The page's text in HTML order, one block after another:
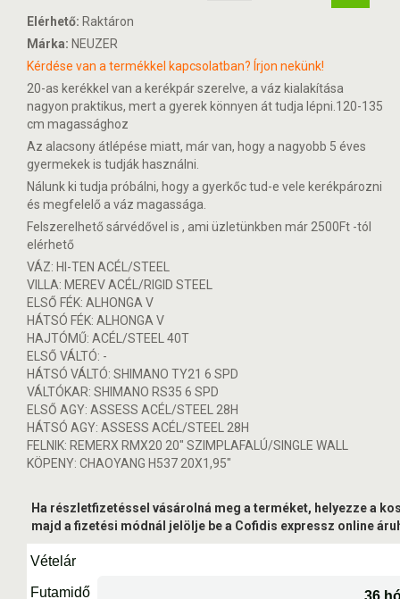
Elérhető: Raktáron
Márka: NEUZER
Kérdése van a termékkel kapcsolatban? Írjon nekünk!
20-as kerékkel van a kerékpár szerelve, a váz kialakítása
nagyon praktikus, mert a gyerek könnyen át tudja lépni.120-135
cm magassághoz
Az alacsony átlépése miatt, már van, hogy a nagyobb 5 éves
gyermekek is tudják használni.
Nálunk ki tudja próbálni, hogy a gyerkőc tud-e vele kerékpározni
és megfelelő a váz magassága.
Felszerelhető sárvédővel is , ami üzletünkben már 2500Ft -tól
elérhető
VÁZ: HI-TEN ACÉL/STEEL
VILLA: MEREV ACÉL/RIGID STEEL
ELSŐ FÉK: ALHONGA V
HÁTSÓ FÉK: ALHONGA V
HAJTÓMŰ: ACÉL/STEEL 40T
ELSŐ VÁLTÓ: -
HÁTSÓ VÁLTÓ: SHIMANO TY21 6 SPD
VÁLTÓKAR: SHIMANO RS35 6 SPD
ELSŐ AGY: ASSESS ACÉL/STEEL 28H
HÁTSÓ AGY: ASSESS ACÉL/STEEL 28H
FELNIK: REMERX RMX20 20" SZIMPLAFALÚ/SINGLE WALL
KÖPENY: CHAOYANG H537 20X1,95"
Ha részletfizetéssel vásárolná meg a terméket, helyezze a
majd a fizetési módnál jelölje be a Cofidis expressz online